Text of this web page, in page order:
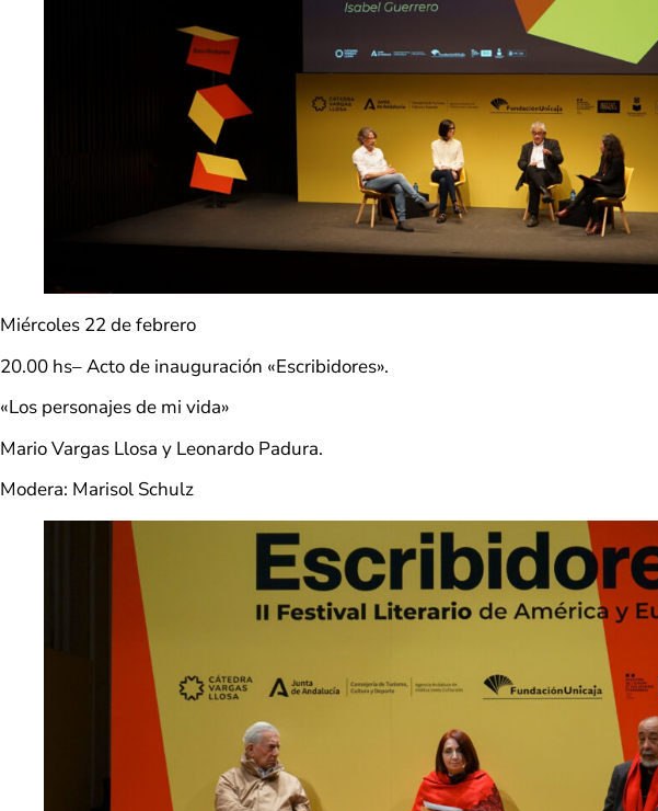
Miércoles 22 de febrero
20.00 hs– Acto de inauguración «Escribidores».
«Los personajes de mi vida»
Mario Vargas Llosa y Leonardo Padura.
Modera: Marisol Schulz